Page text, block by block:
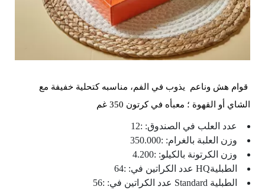
قوام هش وناعم يذوب في الفم، مناسبه كتحلية خفيفة مع
الشاي أو القهوة ؛ معبأه في كرتون 350 غم
عدد العلب في الصندوق: :12
وزن العلبة بالغرام: :350.000
وزن الكرتونة بالكيلو: :4.200
الطبليةHQ عدد الكراتين في: :64
الطبلية Standard عدد الكراتين في: :56